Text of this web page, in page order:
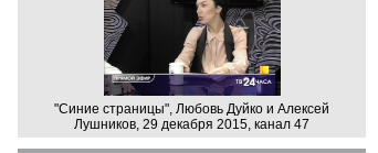
"Синие страницы", Любовь Дуйко и Алексей
Лушников, 29 декабря 2015, канал 47